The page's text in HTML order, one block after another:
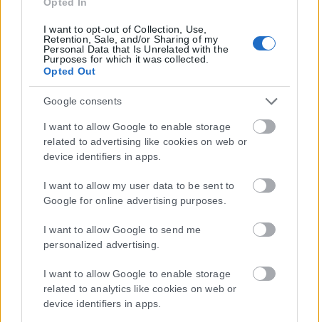
I want to opt-out of Collection, Use,
Retention, Sale, and/or Sharing of my
Personal Data that Is Unrelated with the
Purposes for which it was collected.
Opted Out
Google consents
I want to allow Google to enable storage
related to advertising like cookies on web or
device identifiers in apps.
I want to allow my user data to be sent to
Google for online advertising purposes.
I want to allow Google to send me
personalized advertising.
I want to allow Google to enable storage
related to analytics like cookies on web or
device identifiers in apps.
Η εταιρεία με την επωνυμία “POLITICAL MEDIA GROUP A.E.” και κατ’
επέκταση η ιστοσελίδα που κατέχει αυτή “www.karfitsa.gr”
συμμορφώνονται με τη Σύσταση (ΕΕ) 2018/334 της Επιτροπής της
1ης Μαρτίου 2018 σχετικά με τα μέτρα για την αποτελεσματική
αντιμετώπιση του παράνομου περιεχομένου στο διαδίκτυο (L 63).